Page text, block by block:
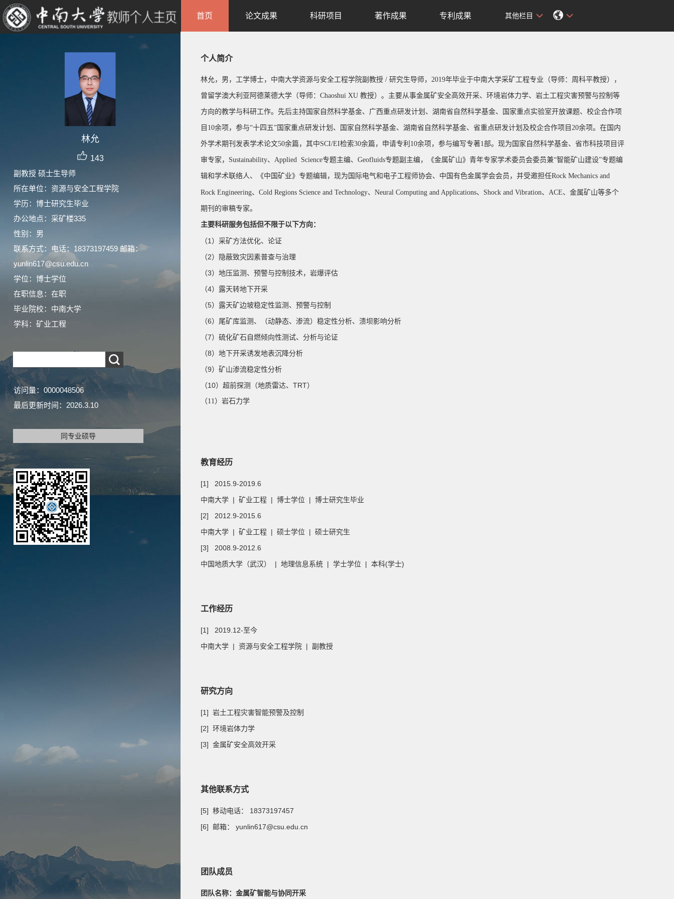
林允
143
副教授 硕士生导师
所在单位：资源与安全工程学院
学历：博士研究生毕业
办公地点：采矿楼335
性别：男
联系方式：电话：18373197459 邮箱：
yunlin617@csu.edu.cn
学位：博士学位
在职信息：在职
毕业院校：中南大学
学科：矿业工程
访问量： 0000048506
最后更新时间： 2026.3.10
同专业硕导
首页 论文成果 科研项目 著作成果 专利成果 其他栏目
个人简介
林允，男，工学博士，中南大学资源与安全工程学院副教授 / 研究生导师，2019年毕业于中南大学采矿工程专业（导师：周科平教授），
曾留学澳大利亚阿德莱德大学（导师：Chaoshui XU 教授）。主要从事金属矿安全高效开采、环境岩体力学、岩土工程灾害预警与控制等
方向的教学与科研工作。先后主持国家自然科学基金、广西重点研发计划、湖南省自然科学基金、国家重点实验室开放课题、校企合作项
目10余项，参与“十四五”国家重点研发计划、国家自然科学基金、湖南省自然科学基金、省重点研发计划及校企合作项目20余项。在国内
外学术期刊发表学术论文50余篇，其中SCI/EI检索30余篇，申请专利10余项，参与编写专著1部。现为国家自然科学基金、省市科技项目评
审专家，Sustainability、Applied Science专题主编、Geofluids专题副主编，《金属矿山》青年专家学术委员会委员兼“智能矿山建设”专题编
辑和学术联络人、《中国矿业》专题编辑， 现为国际电气和电子工程师协会、中国有色金属学会会员，并受邀担任Rock Mechanics and
Rock Engineering、Cold Regions Science and Technology、 Neural Computing and Applications、Shock and Vibration、ACE、金属矿山等多个
期刊的审稿专家。
主要科研服务包括但不限于以下方向：
（1）采矿方法优化、论证
（2）隐蔽致灾因素普查与治理
（3）地压监测、预警与控制技术，岩爆评估
（4）露天转地下开采
（5） 露天矿边坡稳定性监测、预警与控制
（6） 尾矿库监测、（动静态、渗流）稳定性分析、溃坝影响分析
（7）硫化矿石自燃倾向性测试、分析与论证
（8）地下开采诱发地表沉降分析
（9）矿山渗流稳定性分析
（10）超前探测（地质雷达、TRT）
（11）岩石力学
教育经历
[1] 2015.9-2019.6
中南大学 | 矿业工程 | 博士学位 | 博士研究生毕业
[2] 2012.9-2015.6
中南大学 | 矿业工程 | 硕士学位 | 硕士研究生
[3] 2008.9-2012.6
中国地质大学（武汉） | 地理信息系统 | 学士学位 | 本科(学士)
工作经历
[1] 2019.12-至今
中南大学 | 资源与安全工程学院 | 副教授
研究方向
[1] 岩土工程灾害智能预警及控制
[2] 环境岩体力学
[3] 金属矿安全高效开采
其他联系方式
[5] 移动电话： 18373197457
[6] 邮箱： yunlin617@csu.edu.cn
团队成员
团队名称：金属矿智能与协同开采